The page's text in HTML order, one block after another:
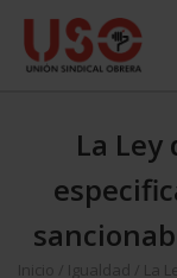
La
Inicio Igualdad
La